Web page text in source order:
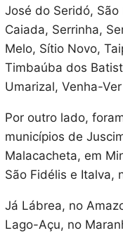
José do Seridó,
Caiada, Serrinha,
Melo, Sítio Novo,
Timbaúba dos
Umarizal, Venha-
Por outro lado,
municípios de
Malacacheta, em
São Fidélis e Italva,
Já Lábrea, no
Lago-Açu, no